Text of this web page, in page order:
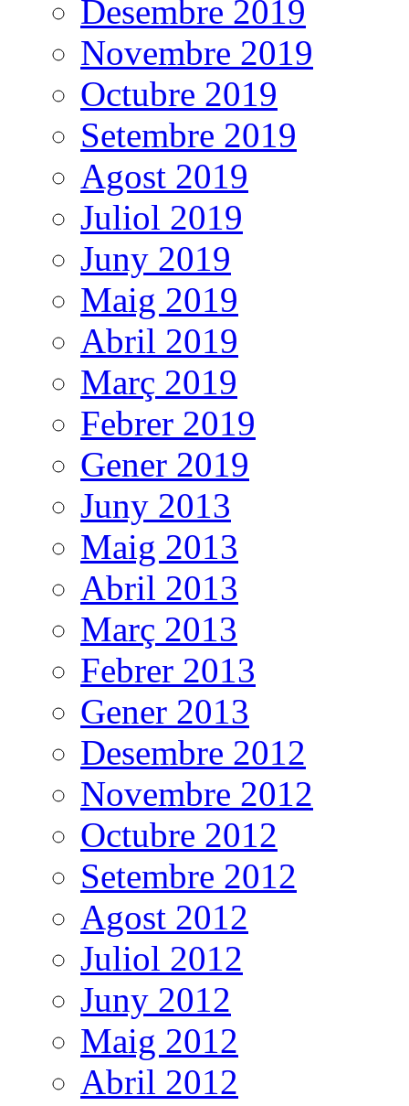
Desembre 2019
Novembre 2019
Octubre 2019
Setembre 2019
Agost 2019
Juliol 2019
Juny 2019
Maig 2019
Abril 2019
Març 2019
Febrer 2019
Gener 2019
Juny 2013
Maig 2013
Abril 2013
Març 2013
Febrer 2013
Gener 2013
Desembre 2012
Novembre 2012
Octubre 2012
Setembre 2012
Agost 2012
Juliol 2012
Juny 2012
Maig 2012
Abril 2012